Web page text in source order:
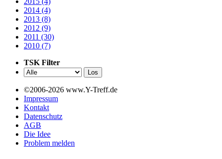
2014 (4)
2013 (8)
2012 (9)
2011 (30)
2010 (7)
TSK Filter
©2006-2026 www.Y-Treff.de
Impressum
Kontakt
Datenschutz
AGB
Die Idee
Problem melden